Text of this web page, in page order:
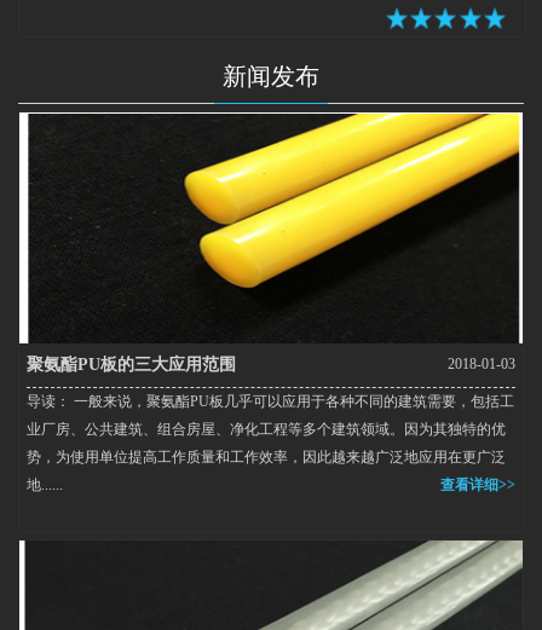
新闻发布
聚氨酯PU板的三大应用范围 2018-01-03
导读： 一般来说，聚氨酯PU板几乎可以应用于各种不同的建筑需要，包括工
业厂房、公共建筑、组合房屋、净化工程等多个建筑领域。因为其独特的优
势，为使用单位提高工作质量和工作效率，因此越来越广泛地应用在更广泛
地......
查看详细>>